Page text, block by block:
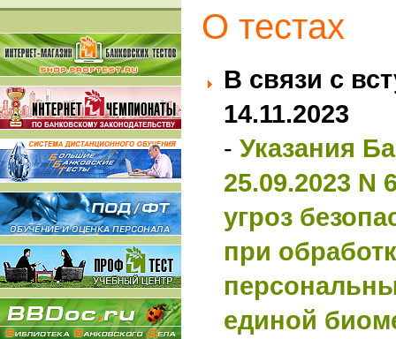
О тестах
В связи с
14.11.2023
- Указания
25.09.2023 N
угроз
при
единой